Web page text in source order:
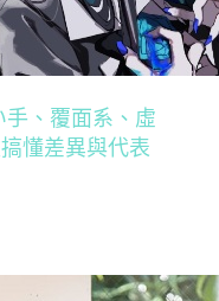
手、覆面系、虛
懂差異與代表